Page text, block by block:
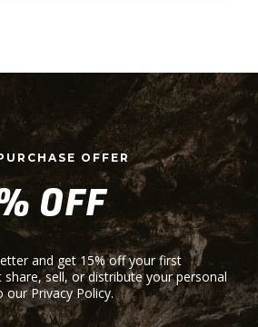
OFFER
OFF
and get 15% off your first
share, sell, or distribute your personal
Privacy Policy.